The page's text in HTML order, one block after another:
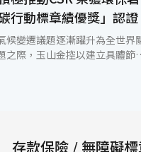
行動標章績優獎」認證
候變遷議題逐漸躍升為全世界
之際，玉山金控以建立具體節
Policy》以來，將環境保護視
存款保險 / 無障礙